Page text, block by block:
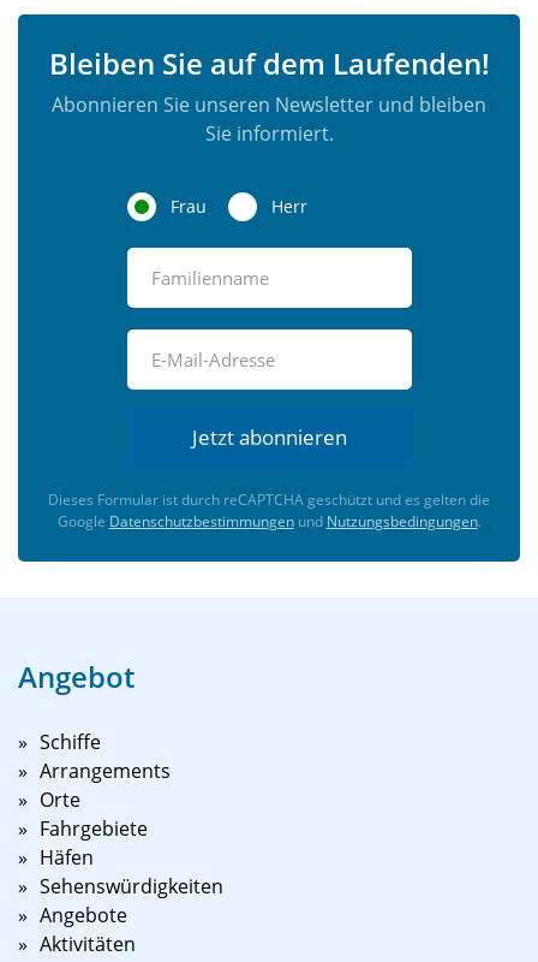
Bleiben Sie auf dem Laufenden!
Abonnieren Sie unseren Newsletter und bleiben
Sie informiert.
Frau Herr
Jetzt abonnieren
Dieses Formular ist durch reCAPTCHA geschützt und es gelten die
Google Datenschutzbestimmungenund Nutzungsbedingungen.
Angebot
Schiffe
Arrangements
Orte
Fahrgebiete
Häfen
Sehenswürdigkeiten
Angebote
Aktivitäten